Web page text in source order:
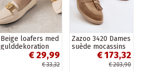
Beige loafers med
gulddekoration
€ 29,99
€ 33,32
Zazoo 3420 Dames
suède mocassins
met brede hakken
€ 173,32
€ 203,90